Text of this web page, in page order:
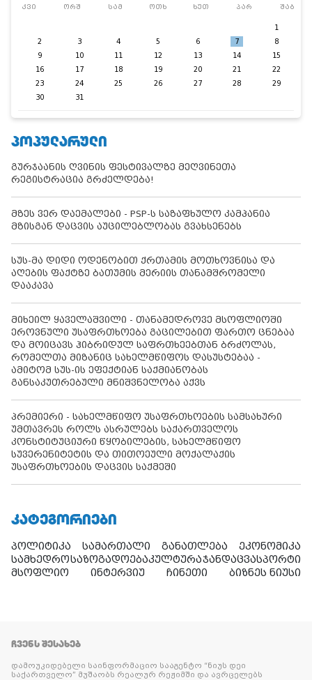
კვი ორშ სამ ოთხ ხუთ პარ შაბ
1
2
3 4 5 6 7
8
9
10 11 12 13 14
15
16
17 18 19 20 21
22
23
24 25 26 27 28
29
30
31
ᲞᲝᲞᲣᲚᲐᲠᲣᲚᲘ
გურჯაანის ღვინის ფესტივალზე მეღვინეთა
რეგისტრაცია გრძელდება!
მზეს ვერ დაემალები - PSP-ს საზაფხულო კამპანია
მზისგან დაცვის აუცილებლობას გვახსენებს
სუს-მა დიდი ოდენობით ქრთამის მოთხოვნისა და
აღების ფაქტზე ბათუმის მერიის თანამშრომელი
დააკავა
მიხეილ ყაველაშვილი - თანამედროვე მსოფლიოში
ეროვნული უსაფრთხოება გაცილებით ფართო ცნებაა
და მოიცავს ჰიბრიდულ საფრთხეებთან ბრძოლას,
რომელთა მიზანიც სახელმწიფოს დასუსტებაა -
ამიტომ სუს-ის ეფექტიან საქმიანობას
განსაკუთრებული მნიშვნელობა აქვს
პრემიერი - სახელმწიფო უსაფრთხოების სამსახური
უმთავრეს როლს ასრულებს საქართველოს
კონსტიტუციური წყობილების, სახელმწიფო
სუვერენიტეტის და თითოეული მოქალაქის
უსაფრთხოების დაცვის საქმეში
ᲙᲐᲢᲔᲒᲝᲠᲘᲔᲑᲘ
პოლიტიკა სამართალი განათლება
ეკონომიკა
სამხედროსაზოგადოებაკულტურაჯანდაცვასპორტი
მსოფლიო
ინტერვიუ ჩინეთი ბიზნეს ნიუსი
ᲩᲕᲔᲜᲡ ᲨᲔᲡᲐᲮᲔᲑ
დამოუკიდებელი საინფორმაციო სააგენტო “ნიუს დეი
საქართველო” მუშაობს რეალურ რეჟიმში და ავრცელებს